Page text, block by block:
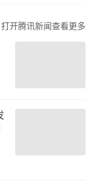
打开腾讯新闻查看更多